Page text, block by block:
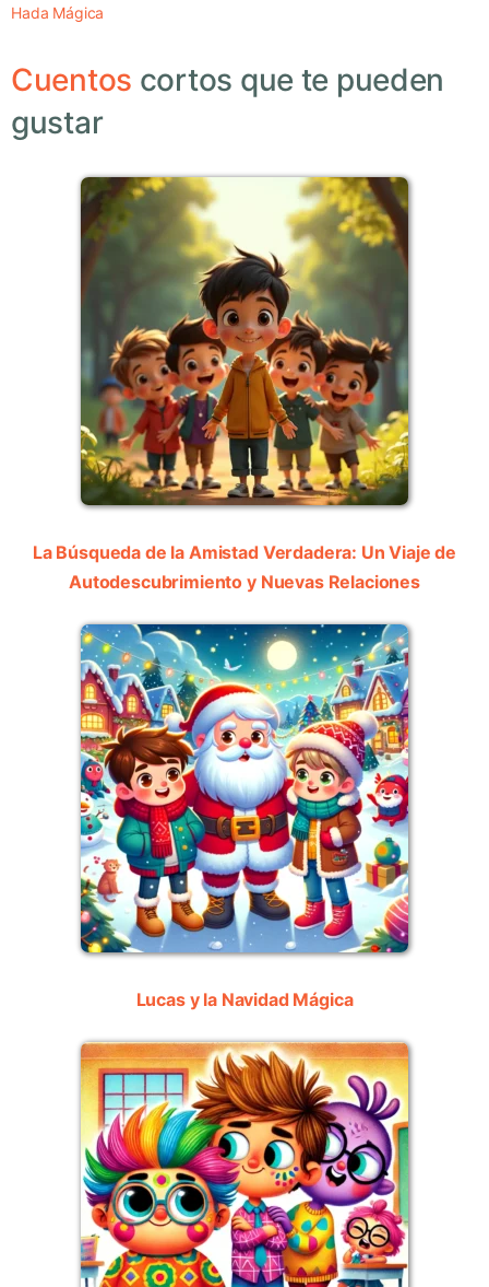
Hada Mágica
Cuentos cortos que te pueden
gustar
La Búsqueda de la Amistad Verdadera: Un Viaje de
Autodescubrimiento y Nuevas Relaciones
Lucas y la Navidad Mágica